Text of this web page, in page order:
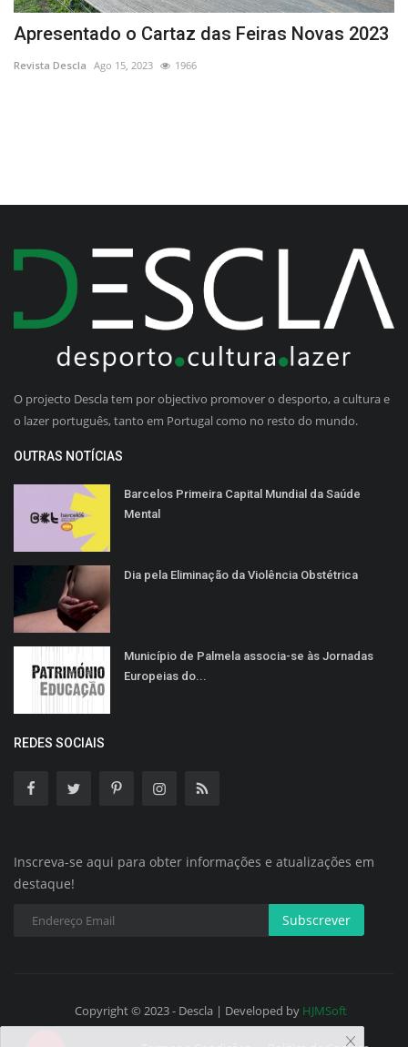
Apresentado o Cartaz das Feiras Novas 2023
Revista Descla Ago 15, 2023 1966
O projecto Descla tem por objectivo promover o desporto, a cultura e
o lazer português, tanto em Portugal como no resto do mundo.
OUTRAS NOTÍCIAS
Barcelos Primeira Capital Mundial da Saúde
Mental
Dia pela Eliminação da Violência Obstétrica
Município de Palmela associa-se às Jornadas
Europeias do...
REDES SOCIAIS
Inscreva-se aqui para obter informações e atualizações em
destaque!
Subscrever
Copyright © 2023 - Descla | Developed by HJMSoft